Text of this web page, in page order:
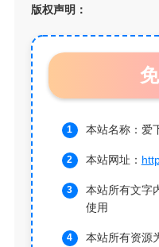
版权声明：
本站名称：爱
本站网址：
本站所有文字
使用
本站所有资源